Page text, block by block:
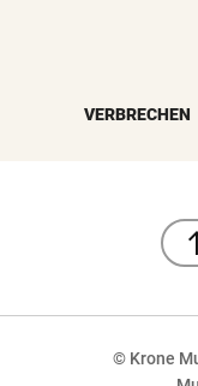
VERBRECHEN
© Krone